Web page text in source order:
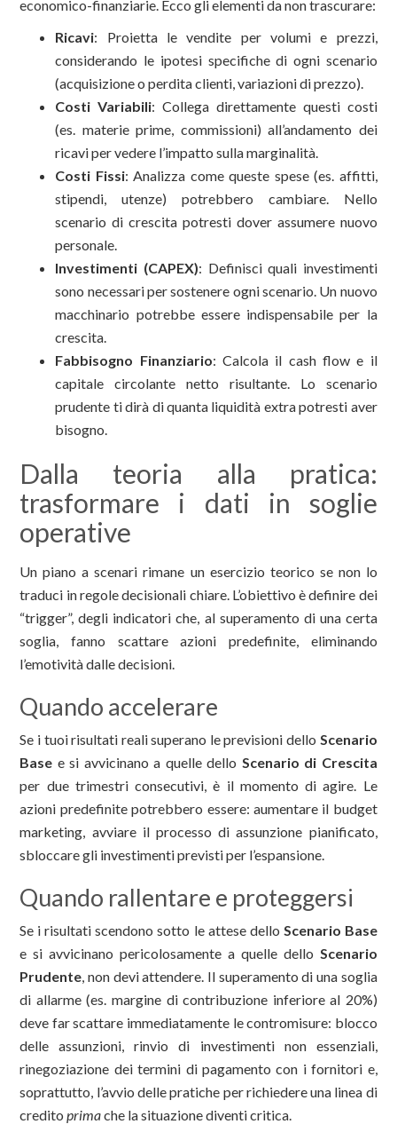
economico-finanziarie. Ecco gli elementi da non trascurare:
Ricavi: Proietta le vendite per volumi e prezzi,
considerando le ipotesi specifiche di ogni scenario
(acquisizione o perdita clienti, variazioni di prezzo).
Costi Variabili: Collega direttamente questi costi
(es. materie prime, commissioni) all’andamento dei
ricavi per vedere l’impatto sulla marginalità.
Costi Fissi: Analizza come queste spese (es. affitti,
stipendi, utenze) potrebbero cambiare. Nello
scenario di crescita potresti dover assumere nuovo
personale.
Investimenti (CAPEX): Definisci quali investimenti
sono necessari per sostenere ogni scenario. Un nuovo
macchinario potrebbe essere indispensabile per la
crescita.
Fabbisogno Finanziario: Calcola il cash flow e il
capitale circolante netto risultante. Lo scenario
prudente ti dirà di quanta liquidità extra potresti aver
bisogno.
Dalla teoria alla pratica:
trasformare i dati in soglie
operative
Un piano a scenari rimane un esercizio teorico se non lo
traduci in regole decisionali chiare. L’obiettivo è definire dei
“trigger”, degli indicatori che, al superamento di una certa
soglia, fanno scattare azioni predefinite, eliminando
l’emotività dalle decisioni.
Quando accelerare
Se i tuoi risultati reali superano le previsioni dello Scenario
Base e si avvicinano a quelle dello Scenario di Crescita
per due trimestri consecutivi, è il momento di agire. Le
azioni predefinite potrebbero essere: aumentare il budget
marketing, avviare il processo di assunzione pianificato,
sbloccare gli investimenti previsti per l’espansione.
Quando rallentare e proteggersi
Se i risultati scendono sotto le attese dello Scenario Base
e si avvicinano pericolosamente a quelle dello Scenario
Prudente, non devi attendere. Il superamento di una soglia
di allarme (es. margine di contribuzione inferiore al 20%)
deve far scattare immediatamente le contromisure: blocco
delle assunzioni, rinvio di investimenti non essenziali,
rinegoziazione dei termini di pagamento con i fornitori e,
soprattutto, l’avvio delle pratiche per richiedere una linea di
creditoprimache la situazione diventi critica.